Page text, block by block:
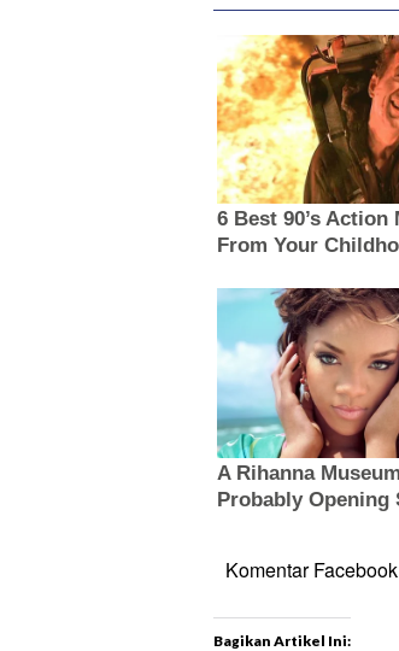
Komentar Facebook
Bagikan Artikel Ini: